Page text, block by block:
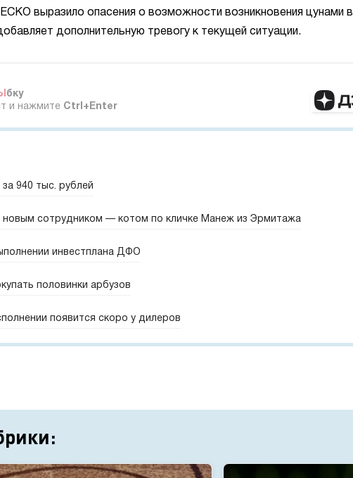
выразило опасения о возможности возникновения цунами в
дополнительную тревогу к текущей ситуации.
Ы бку
и нажмите Ctrl+Enter
940 тыс. рублей
новым сотрудником — котом по кличке Манеж из Эрмитажа
инвестплана ДФО
половинки арбузов
появится скоро у дилеров